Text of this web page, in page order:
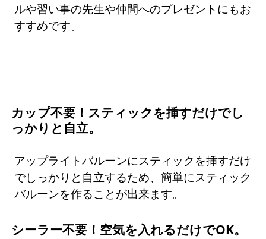
ルや習い事の先生や仲間へのプレゼントにもお
すすめです。
カップ不要！スティックを挿すだけでし
っかりと自立。
アップライトバルーンにスティックを挿すだけ
でしっかりと自立するため、簡単にスティック
バルーンを作ることが出来ます。
シーラー不要！空気を入れるだけでOK。